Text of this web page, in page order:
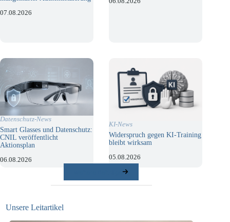
07.08.2026
Datenschutz-News
Smart Glasses und Datenschutz:
CNIL veröffentlicht
Aktionsplan
06.08.2026
KI-News
Widerspruch gegen KI-Training
bleibt wirksam
05.08.2026
Unsere Leitartikel